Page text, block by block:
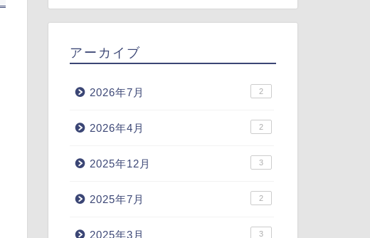
アーカイブ
2026年7月 2
2026年4月 2
2025年12月 3
2025年7月 2
2025年3月 3